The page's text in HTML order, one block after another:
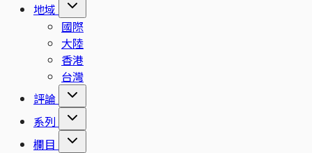
地域
國際
大陸
香港
台灣
評論
系列
欄目